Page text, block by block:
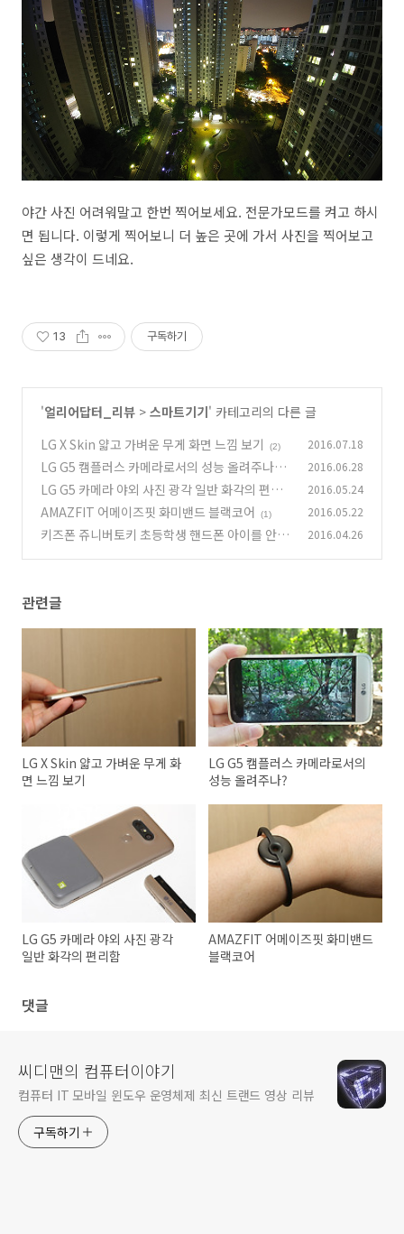
야간 사진 어려워말고 한번 찍어보세요. 전문가모드를 켜고 하시
면 됩니다. 이렇게 찍어보니 더 높은 곳에 가서 사진을 찍어보고
싶은 생각이 드네요.
13 구독하기
'얼리어답터_리뷰 > 스마트기기' 카테고리의 다른 글
LG X Skin 얇고 가벼운 무게 화면 느낌 보기
(2) 2016.07.18
LG G5 캠플러스 카메라로서의 성능 올려주나?
(6)
2016.06.28
LG G5 카메라 야외 사진 광각 일반 화각의 편리
함
(1)
2016.05.24
AMAZFIT 어메이즈핏 화미밴드 블랙코어 (1) 2016.05.22
키즈폰 쥬니버토키 초등학생 핸드폰 아이를 안전
2016.04.26
관련글
LG X Skin 얇고 가벼운 무게 화
면 느낌 보기
LG G5 캠플러스 카메라로서의
성능 올려주나?
LG G5 카메라 야외 사진 광각
일반 화각의 편리함
AMAZFIT 어메이즈핏 화미밴드
블랙코어
댓글
씨디맨의 컴퓨터이야기
컴퓨터 IT 모바일 윈도우 운영체제 최신 트랜드 영상 리뷰
구독하기